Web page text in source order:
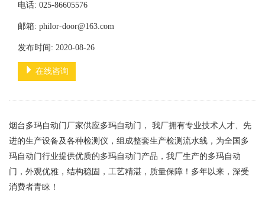
电话: 025-86605576
邮箱: philor-door@163.com
发布时间: 2020-08-26
在线咨询
烟台多玛自动门厂家供应多玛自动门， 我厂拥有专业技术人才、先
进的生产设备及各种检测仪，组成整套生产检测流水线，为全国多
玛自动门行业提供优质的多玛自动门产品，我厂生产的多玛自动
门，外观优雅，结构稳固，工艺精湛，质量保障！多年以来，深受
消费者青睐！